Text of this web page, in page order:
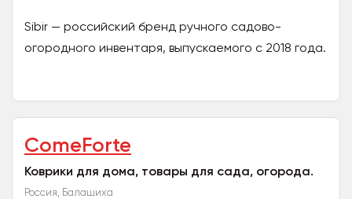
Sibir — российский бренд ручного садово-
огородного инвентаря, выпускаемого с 2018 года.
ComeForte
Коврики для дома, товары для сада, огорода.
Россия, Балашиха